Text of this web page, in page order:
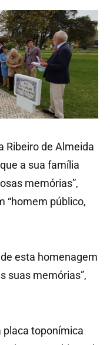
Ribeiro de Almeida
a sua família
memórias”,
“homem público,
esta homenagem
suas memórias”,
placa toponímica